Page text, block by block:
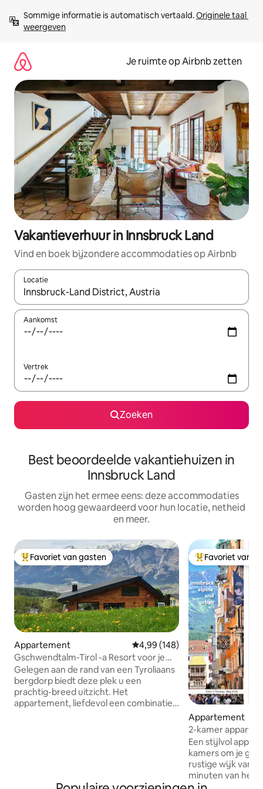
direct
naar
Sommige informatie is automatisch vertaald. Originele taal
weergeven
Je ruimte op Airbnb zetten
Vakantieverhuur in Innsbruck Land
Vind en boek bijzondere accommodaties op Airbnb
Locatie
Wanneer er suggesties beschikbaar zijn, maak je een keuze
Aankomst
Vertrek
Zoeken
Best beoordeelde vakantiehuizen in
Innsbruck Land
Gasten zijn het ermee eens: deze accommodaties
worden hoog gewaardeerd voor hun locatie, netheid
en meer.
Topfavoriet van gasten
Favoriet van gasten
Appartement Gemiddelde beoordeling van
4,99 (148)
Gschwendtalm-Tirol -a Resort voor je
Take-Time
Gelegen aan de rand van een Tyroliaans
bergdorp biedt deze plek u een
prachtig-breed uitzicht. Het
appartement, liefdevol een combinatie
die zich gewoon 'blijven en ontspannen'
Topfavoriet van
Favoriet van
Appartement
2-kamer
airco, 2-3
Een stijlvol
kamers om je
rustige wijk van
minuten van het
een stel of een